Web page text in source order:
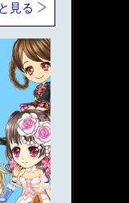
見る